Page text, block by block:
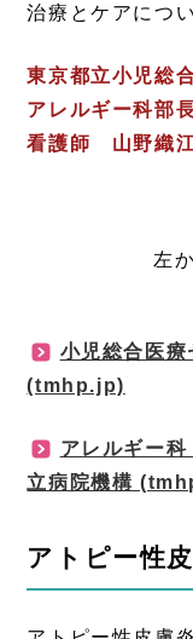
治療とケアにつ
東京都立小児総
アレルギー科部
看護師 山野織
左
注目情報
小児総合医
(tmhp.jp)
注目情報
アレルギー
立病院機構
アトピー性